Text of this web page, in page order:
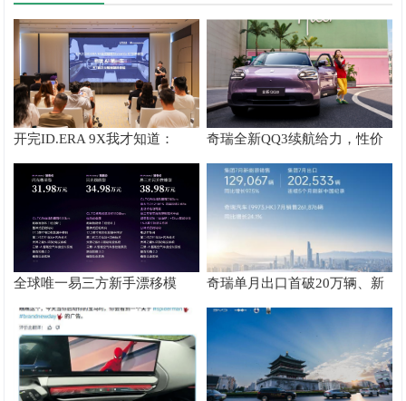
开完ID.ERA 9X我才知道：
Momenta R7到底有多强！
奇瑞全新QQ3续航给力，性价
比高的新能源汽车的越级实力
全球唯一易三方新手漂移模
式：腾势Z9S让新手也能玩漂
移
奇瑞单月出口首破20万辆、新
能源近13万辆再创新高